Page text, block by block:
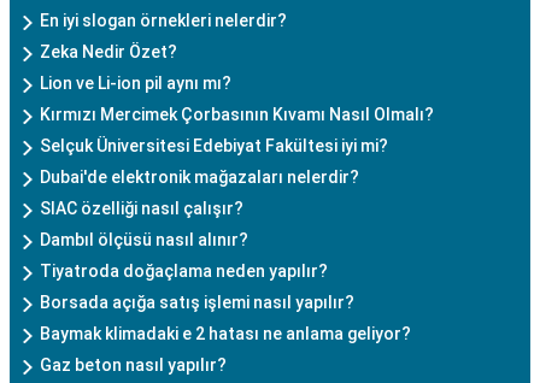
En iyi slogan örnekleri nelerdir?
Zeka Nedir Özet?
Lion ve Li-ion pil aynı mı?
Kırmızı Mercimek Çorbasının Kıvamı Nasıl Olmalı?
Selçuk Üniversitesi Edebiyat Fakültesi iyi mi?
Dubai'de elektronik mağazaları nelerdir?
SIAC özelliği nasıl çalışır?
Dambıl ölçüsü nasıl alınır?
Tiyatroda doğaçlama neden yapılır?
Borsada açığa satış işlemi nasıl yapılır?
Baymak klimadaki e 2 hatası ne anlama geliyor?
Gaz beton nasıl yapılır?